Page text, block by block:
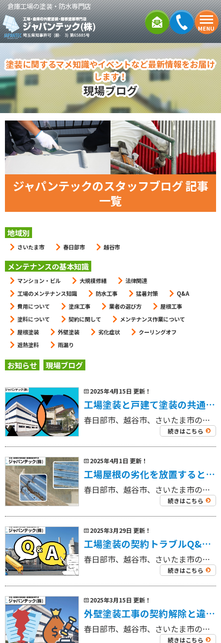
MENU
倉庫工場の塗装・防水専門店
塗装に関するマメ知識やイベントなど最新情報をお届け
します！
現場ブログ
ジャパンテックのスタッフブログ 記事
一覧
地域別
さいたま市 春日部市 越谷市
メンテナンスの基本知識
マンション・ビル 大規模修繕
法律関連
工場のメンテナンス知識
防水工事 猛暑対策
Q&A
費用について
塗床工事 業者の選び方
屋根工事
塗料について
契約に関して
メンテナンス作業について
屋根塗装
外壁塗装 劣化症状
クーリングオフ
遮熱塗料
雨漏り
お知らせ 現場ブログ
2025年4月15日 更新！
工場塗装と戸建て塗装の共通点とは？｜失敗しない業者選びのために押さえておくべき基準とは
春日部市、越谷市、さいたま市の工場を中心に外壁塗装工事・屋根塗装工事、リフォーム工事を専門にしている 工場・倉庫の外壁塗装・屋根塗装専門店ジャパンテック（株）です！ 代表取締役の奈良部です！ 工場塗装と戸建て塗装は、建物 […]
続きはこちら
2025年4月1日 更新！
工場屋根の劣化を放置するとどうなる？｜よくある症状と放置による深刻リスクを徹底解説
春日部市、越谷市、さいたま市の工場を中心に外壁塗装工事・屋根塗装工事、リフォーム工事を専門にしている 工場・倉庫の外壁塗装・屋根塗装専門店ジャパンテック（株）です！ 代表取締役の奈良部です！ 工場の屋根は、日々の製造活動 […]
続きはこちら
2025年3月29日 更新！
工場塗装の契約トラブルQ&A｜よくある疑問と事前にできる対策とは
春日部市、越谷市、さいたま市の工場を中心に外壁塗装工事・屋根塗装工事、リフォーム工事を専門にしている 工場・倉庫の外壁塗装・屋根塗装専門店ジャパンテック（株）です！ 代表取締役の奈良部です！ 工場の外壁や屋根、配管設備な […]
続きはこちら
2025年3月15日 更新！
外壁塗装工事の契約解除と違約金の注意点｜工場オーナーが知っておきたい法的リスクと適切な対処法
春日部市、越谷市、さいたま市の工場を中心に外壁塗装工事・屋根塗装工事、リフォーム工事を専門にしている 工場・倉庫の外壁塗装・屋根塗装専門店ジャパンテック（株）です！ 代表取締役の奈良部です！ 工場や事業所における外壁塗装 […]
続きはこちら